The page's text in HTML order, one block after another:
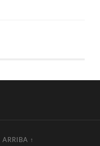
ARRIBA ↑